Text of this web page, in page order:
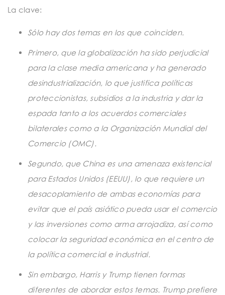
n
La clave:
Sólo hay dos temas en los que coinciden.
Primero, que la globalización ha sido perjudicial
para la clase media americana y ha generado
desindustrialización, lo que justifica políticas
proteccionistas, subsidios a la industria y dar la
espada tanto a los acuerdos comerciales
bilaterales como a la Organización Mundial del
Comercio (OMC).
Segundo, que China es una amenaza existencial
para Estados Unidos (EEUU), lo que requiere un
desacoplamiento de ambas economías para
evitar que el país asiático pueda usar el comercio
y las inversiones como arma arrojadiza, así como
colocar la seguridad económica en el centro de
la política comercial e industrial.
Sin embargo, Harris y Trump tienen formas
diferentes de abordar estos temas. Trump prefiere